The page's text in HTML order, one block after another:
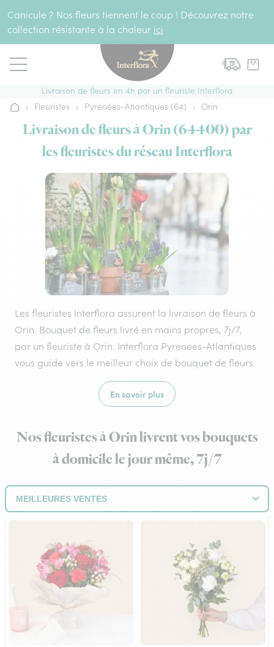
Canicule ? Nos fleurs tiennent le coup ! Découvrez notre
collection résistante à la chaleur ici
Livraison de fleurs en 4h par un fleuriste Interflora
Accueil
› Fleuristes › Pyrénées-Atlantiques (64) › Orin
Livraison de fleurs à Orin (64400) par
les fleuristes du réseau Interflora
Les fleuristes Interflora assurent la livraison de fleurs à
Orin. Bouquet de fleurs livré en mains propres, 7j/7,
par un fleuriste à Orin. Interflora Pyrenees-Atlantiques
vous guide vers le meilleur choix de bouquet de fleurs.
En savoir plus
Nos fleuristes à Orin livrent vos bouquets
à domicile le jour même, 7j/7